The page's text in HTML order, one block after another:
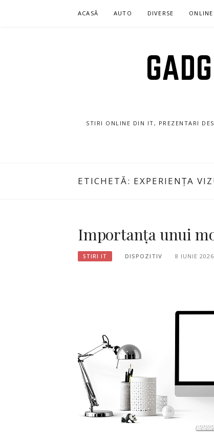
ACASĂ AUTO DIVERSE ONLINE
STIRI ONLINE DIN IT, PREZENTARI
ETICHETĂ: EXPERIENȚA
Importanța unui
STIRI IT DISPOZITIV 8 IUNIE 2026